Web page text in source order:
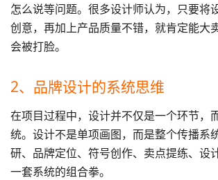
怎么说等问题。很多设计师认为，只要将
创意，再加上产品质量不错，就肯定能大
会被打脸。
2、品牌设计的系统思维
在项目过程中，设计并不仅是一个环节，
统。设计不是单项画图，而是整个传播系
研、 品牌定位、符号创作、卖点提练、设
一套系统的组合拳。